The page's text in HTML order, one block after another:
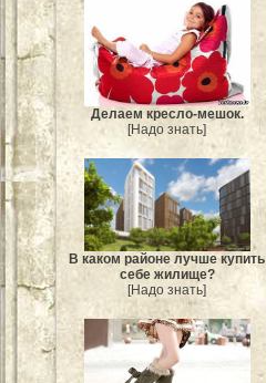
Делаем кресло-мешок.
[Надо знать]
В каком районе лучше купить
себе жилище?
[Надо знать]